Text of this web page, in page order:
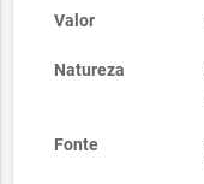
Valor
Natureza
Fonte